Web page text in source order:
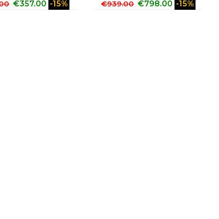
€357.00 -15% €939.00 €798.00 -15%